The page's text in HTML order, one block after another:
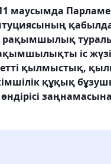
маусымда
рақымшылық
іс
қылмыстық,
құқық